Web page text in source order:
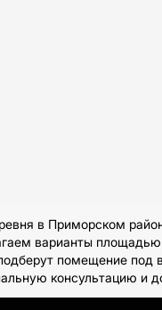
в Приморском
варианты
помещение
консультацию